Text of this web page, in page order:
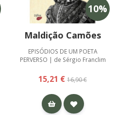
10%
Maldição Camões
EPISÓDIOS DE UM POETA
PERVERSO | de Sérgio Franclim
15,21 € 16,90 €